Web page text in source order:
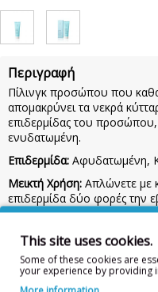
Περιγραφή
Πίλινγκ προσώπου που
απομακρύνει τα νεκρά
επιδερμίδας του προσώπου,
ενυδατωμένη.
Επιδερμίδα: Αφυδατωμένη,
Μεικτή Χρήση: Απλώνετε με
επιδερμίδα δύο φορές την
περιοχή των ματιών.
Ποσοστό Συστατικών
Συστατικά: AQUA,
BUTTER, ISOAMYL
This site uses cookies.
Some of these cookies are
your experience by providing